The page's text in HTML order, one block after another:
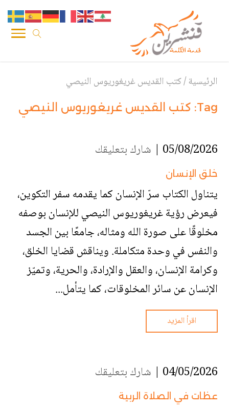
الرئيسية/كتب القديس غريغوريوس النيصي
Tag: كتب القديس غريغوريوس النيصي
05/08/2026 | شارك بتعليقك
خلق الإنسان
يتناول الكتاب سرّ الإنسان كما يقدمه سفر التكوين،
فيعرض رؤية غريغوريوس النيصي للإنسان بوصفه
مخلوقًا على صورة الله ومثاله، جامعًا بين الجسد
والنفس في وحدة متكاملة. ويناقش قضايا الخلق،
وكرامة الإنسان، والعقل والإرادة، والحرية، وتميّز
الإنسان عن سائر المخلوقات، كما يتأمل...
اقرأ المزيد
04/05/2026 | شارك بتعليقك
عظات في الصلاة الربية